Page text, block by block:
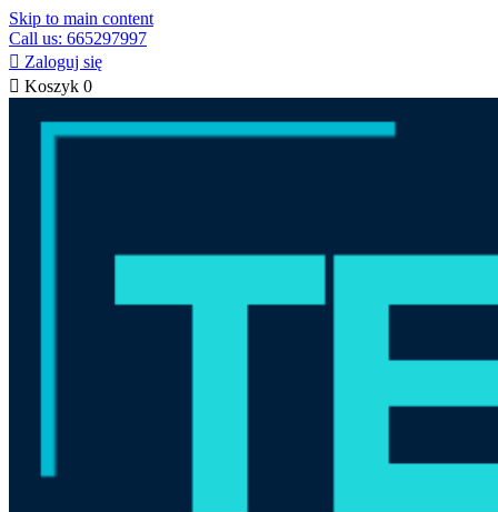
Skip to main content
Call us: 665297997
 Zaloguj się
 Koszyk 0